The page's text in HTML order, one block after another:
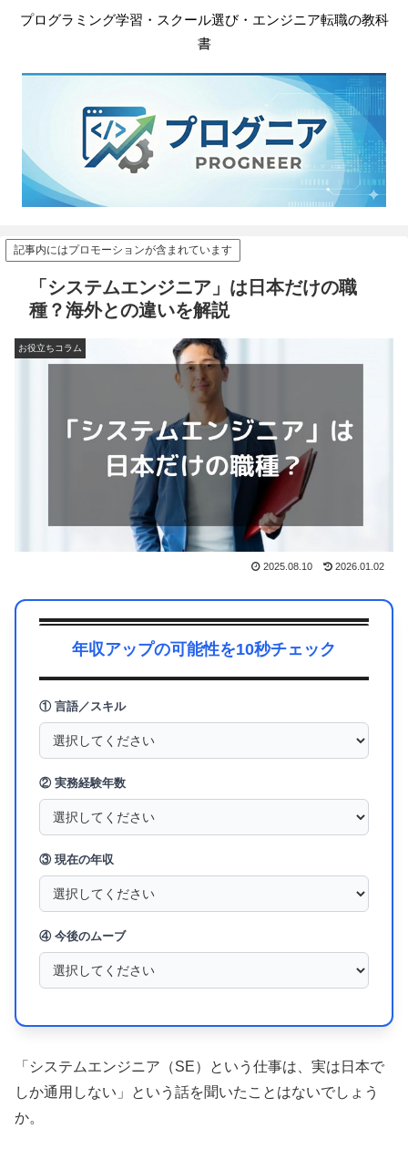
プログラミング学習・スクール選び・エンジニア転職の教科
書
記事内にはプロモーションが含まれています
「システムエンジニア」は日本だけの職
種？海外との違いを解説
お役立ちコラム
2025.08.10 2026.01.02
年収アップの可能性を10秒チェック
① 言語／スキル
② 実務経験年数
③ 現在の年収
④ 今後のムーブ
「システムエンジニア（SE）という仕事は、実は日本で
しか通用しない」という話を聞いたことはないでしょう
か。